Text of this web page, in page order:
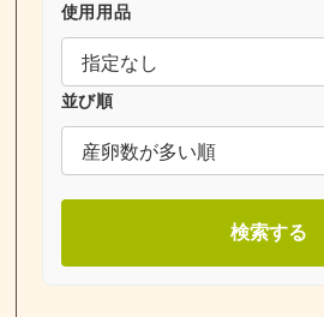
使用用品
並び順
検索する